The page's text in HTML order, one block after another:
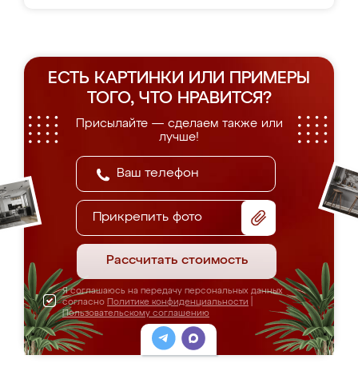
ЕСТЬ КАРТИНКИ ИЛИ ПРИМЕРЫ
ТОГО, ЧТО НРАВИТСЯ?
Присылайте — сделаем также или
лучше!
Прикрепить фото
Рассчитать стоимость
Я соглашаюсь на передачу персональных данных
согласно Политике конфиденциальности
Пользовательскому соглашению